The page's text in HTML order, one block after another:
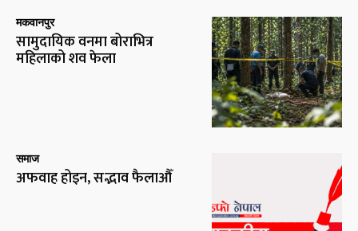
मकवानपुर
सामुदायिक वनमा बोराभित्र
महिलाको शव फेला
समाज
अफवाह होइन, सद्भाव फैलाऔँ